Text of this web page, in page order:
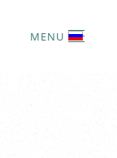
MENU